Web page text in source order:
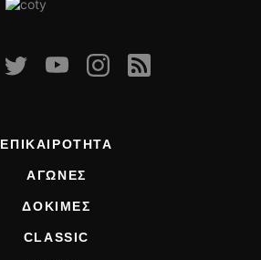
ΕΠΙΚΑΙΡΟΤΗΤΑ
ΑΓΩΝΕΣ
ΔΟΚΙΜΕΣ
CLASSIC